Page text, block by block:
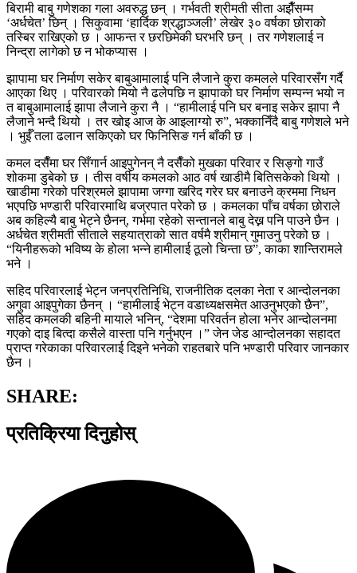
बिरामी बाबु गणेशका गला अवरुद्ध छन् । गर्भवती श्रीमती सीता अझैँसम्म
‘अर्धचेत’ छिन् । सिकुवामा ‘हार्दिक श्रद्धाञ्जली’ लेखेर ३० वर्षका छोराको
तस्बिर राखिएको छ । आफन्त र छरछिमेकी घरभरि छन् । तर गणेशलाई न
निन्द्रा लागेको छ न भोकप्यास ।
झापामा घर निर्माण सकेर बाबुआमालाई पनि लैजाने कुरा कमलले परिवारसँग गर्दै
आएका थिए । परिवारको मियो नै ढलेपछि न झापाको घर निर्माण सम्पन्न भयो न
त बाबुआमालाई झापा लैजाने कुरा नै । “हामीलाई पनि घर बनाइ सकेर झापा नै
लैजाने भन्दै थियो । तर खोइ आज के आइलाग्यो रु”, भक्कानिँदै बाबु गणेशले भने
। भुईँ तला ढलान सकिएको घर फिनिसिङ गर्न बाँकी छ ।
कमल दसैँमा घर सिँगार्न आइपुगेनन् नै दसैँको मुखका परिवार र सिङ्गो गाउँ
शोकमा डुबेको छ । तीस वर्षीय कमलको आठ वर्ष खाडीमै बितिसकेको थियो ।
खाडीमा गरेको परिश्रमले झापामा जग्गा खरिद गरेर घर बनाउने क्रममा निधन
भएपछि भण्डारी परिवारमाथि बज्रपात परेको छ । कमलका पाँच वर्षका छोराले
अब कहिल्यै बाबु भेट्ने छैनन्, गर्भमा रहेको सन्तानले बाबु देख्न पनि पाउने छैन ।
अर्धचेत श्रीमती सीताले सहयात्राको सात वर्षमै श्रीमान् गुमाउनु परेको छ ।
“यिनीहरूको भविष्य के होला भन्ने हामीलाई ठूलो चिन्ता छ”, काका शान्तिरामले
भने ।
सहिद परिवारलाई भेट्न जनप्रतिनिधि, राजनीतिक दलका नेता र आन्दोलनका
अगुवा आइपुगेका छैनन् । “हामीलाई भेट्न वडाध्यक्षसमेत आउनुभएको छैन”,
सहिद कमलकी बहिनी मायाले भनिन्, “देशमा परिवर्तन होला भनेर आन्दोलनमा
गएको दाइ बित्दा कसैले वास्ता पनि गर्नुभएन ।” जेन जेड आन्दोलनका सहादत
प्राप्त गरेकाका परिवारलाई दिइने भनेको राहतबारे पनि भण्डारी परिवार जानकार
छैन ।
SHARE:
प्रतिक्रिया दिनुहोस्